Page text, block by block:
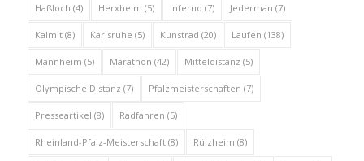
Haßloch (4) Herxheim (5) Inferno (7) Jederman (7)
Kalmit(8) Karlsruhe (5) Kunstrad (20) Laufen (138)
Mannheim (5) Marathon (42) Mitteldistanz (5)
Olympische Distanz (7) Pfalzmeisterschaften (7)
Presseartikel (8) Radfahren (5)
Rheinland-Pfalz-Meisterschaft(8) Rülzheim (8)